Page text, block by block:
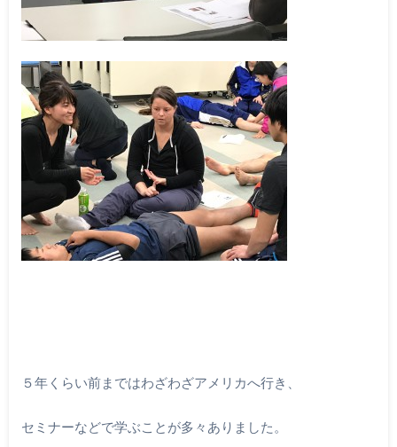
５年くらい前まではわざわざアメリカへ行き、
セミナーなどで学ぶことが多々ありました。